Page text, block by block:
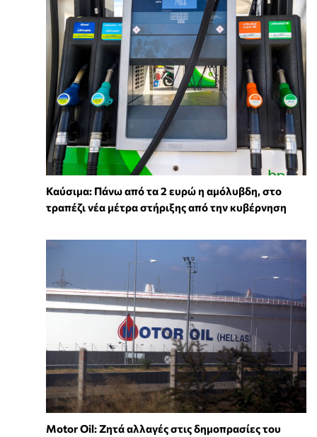
Καύσιμα: Πάνω από τα 2 ευρώ η αμόλυβδη, στο
τραπέζι νέα μέτρα στήριξης από την κυβέρνηση
Motor Oil: Ζητά αλλαγές στις δημοπρασίες του